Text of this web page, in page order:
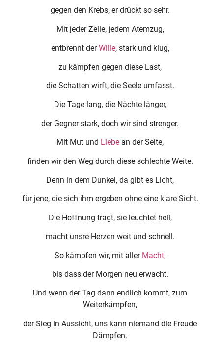
gegen den Krebs, er drückt so sehr.
Mit jeder Zelle, jedem Atemzug,
entbrennt derWille, stark und klug,
zu kämpfen gegen diese Last,
die Schatten wirft, die Seele umfasst.
Die Tage lang, die Nächte länger,
der Gegner stark, doch wir sind strenger.
Mit Mut und Liebe an der Seite,
finden wir den Weg durch diese schlechte Weite.
Denn in dem Dunkel, da gibt es Licht,
für jene, die sich ihm ergeben ohne eine klare Sicht.
Die Hoffnung trägt, sie leuchtet hell,
macht unsre Herzen weit und schnell.
So kämpfen wir, mit aller Macht,
bis dass der Morgen neu erwacht.
Und wenn der Tag dann endlich kommt, zum
Weiterkämpfen,
der Sieg in Aussicht, uns kann niemand die Freude
Dämpfen.